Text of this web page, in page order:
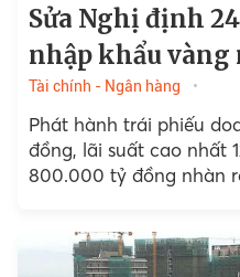
Sửa Nghị định
nhập khẩu vàng
Tài chính - Ngân hàng
Phát hành trái phiếu
đồng, lãi suất cao nhất
800.000 tỷ đồng nhàn